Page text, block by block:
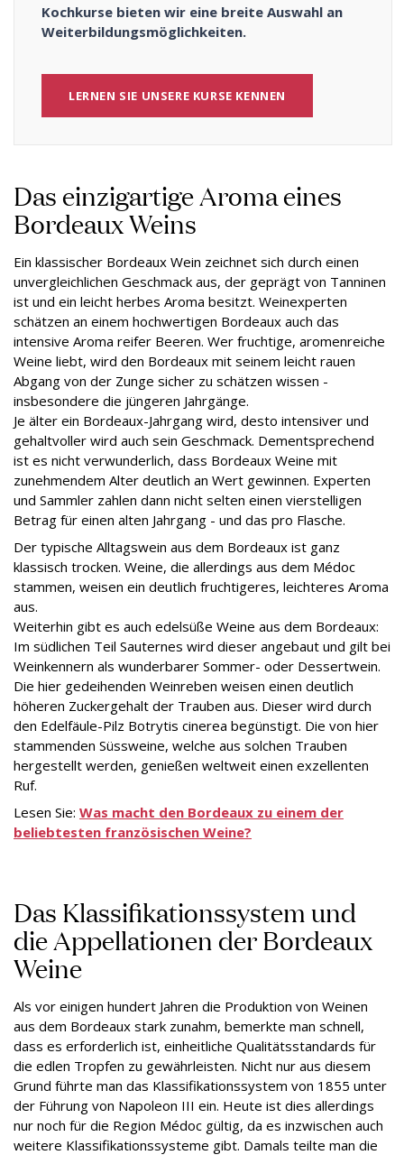
Kochkurse bieten wir eine breite Auswahl an
Weiterbildungsmöglichkeiten.
LERNEN SIE UNSERE KURSE KENNEN
Das einzigartige Aroma eines
Bordeaux Weins
Ein klassischer Bordeaux Wein zeichnet sich durch einen
unvergleichlichen Geschmack aus, der geprägt von Tanninen
ist und ein leicht herbes Aroma besitzt. Weinexperten
schätzen an einem hochwertigen Bordeaux auch das
intensive Aroma reifer Beeren. Wer fruchtige, aromenreiche
Weine liebt, wird den Bordeaux mit seinem leicht rauen
Abgang von der Zunge sicher zu schätzen wissen -
insbesondere die jüngeren Jahrgänge.
Je älter ein Bordeaux-Jahrgang wird, desto intensiver und
gehaltvoller wird auch sein Geschmack. Dementsprechend
ist es nicht verwunderlich, dass Bordeaux Weine mit
zunehmendem Alter deutlich an Wert gewinnen. Experten
und Sammler zahlen dann nicht selten einen vierstelligen
Betrag für einen alten Jahrgang - und das pro Flasche.
Der typische Alltagswein aus dem Bordeaux ist ganz
klassisch trocken. Weine, die allerdings aus dem Médoc
stammen, weisen ein deutlich fruchtigeres, leichteres Aroma
aus.
Weiterhin gibt es auch edelsüße Weine aus dem Bordeaux:
Im südlichen Teil Sauternes wird dieser angebaut und gilt bei
Weinkennern als wunderbarer Sommer- oder Dessertwein.
Die hier gedeihenden Weinreben weisen einen deutlich
höheren Zuckergehalt der Trauben aus. Dieser wird durch
den Edelfäule-Pilz Botrytis cinerea begünstigt. Die von hier
stammenden Süssweine, welche aus solchen Trauben
hergestellt werden, genießen weltweit einen exzellenten
Ruf.
Lesen Sie: Was macht den Bordeaux zu einem der
beliebtesten französischen Weine?
Das Klassifikationssystem und
die Appellationen der Bordeaux
Weine
Als vor einigen hundert Jahren die Produktion von Weinen
aus dem Bordeaux stark zunahm, bemerkte man schnell,
dass es erforderlich ist, einheitliche Qualitätsstandards für
die edlen Tropfen zu gewährleisten. Nicht nur aus diesem
Grund führte man das Klassifikationssystem von 1855 unter
der Führung von Napoleon III ein. Heute ist dies allerdings
nur noch für die Region Médoc gültig, da es inzwischen auch
weitere Klassifikationssysteme gibt. Damals teilte man die